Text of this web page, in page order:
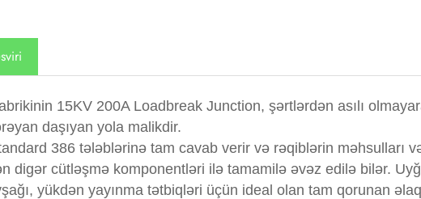
15KV 200A Loadbreak Junction, şərtlərdən asılı
daşıyan yola malikdir.
386 tələblərinə tam cavab verir və rəqiblərin məhsulları
digər cütləşmə komponentləri ilə tamamilə əvəz edilə bilər.
yükdən yayınma tətbiqləri üçün ideal olan tam qorunan